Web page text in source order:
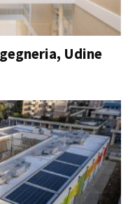
Udine